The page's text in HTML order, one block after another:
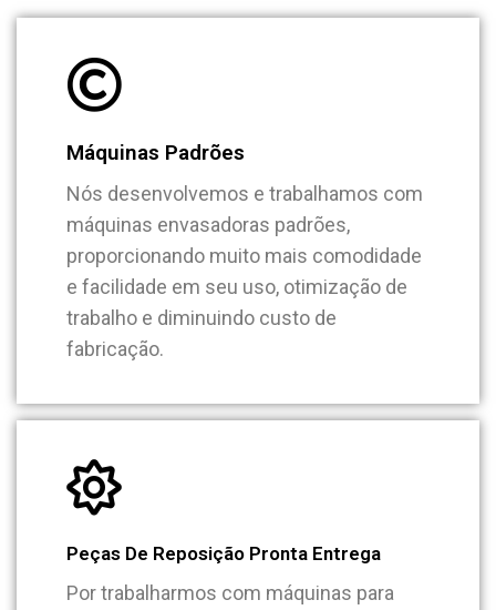
Máquinas Padrões
Nós desenvolvemos e trabalhamos com
máquinas envasadoras padrões,
proporcionando muito mais comodidade
e facilidade em seu uso, otimização de
trabalho e diminuindo custo de
fabricação.
Peças De Reposição Pronta Entrega
Por trabalharmos com máquinas para